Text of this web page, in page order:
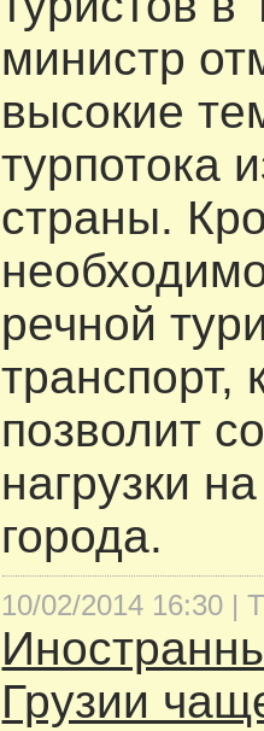
министр
высокие
турпотока
страны.
речной
транспорт,
позволит
нагрузки
города.
10/02/2014 16:30 |
Грузии